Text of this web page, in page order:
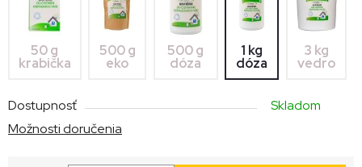
50 g
krabička
500 g
eko
500 g
dóza
1 kg
dóza
3 kg
vedro
Dostupnosť
Skladom
Možnosti doručenia